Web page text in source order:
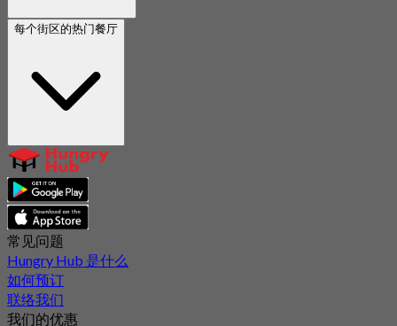
每个街区的热门餐厅
常见问题
Hungry Hub 是什么
如何预订
联络我们
我们的优惠